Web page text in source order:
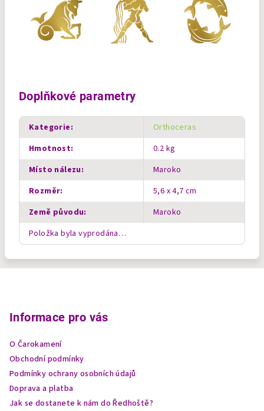
Doplňkové parametry
Kategorie:
Orthoceras
Hmotnost:
0.2 kg
Místo nálezu:
Maroko
Rozměr:
5,6 x 4,7 cm
Země původu:
Maroko
Položka byla vyprodána…
Informace pro vás
O Čarokamení
Obchodní podmínky
Podmínky ochrany osobních údajů
Doprava a platba
Jak se dostanete k nám do Ředhoště?